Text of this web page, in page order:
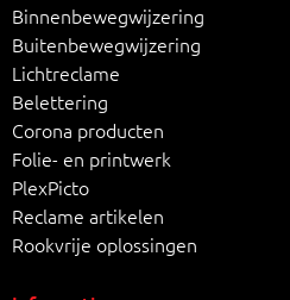
Binnenbewegwijzering
Buitenbewegwijzering
Lichtreclame
Belettering
Corona producten
Folie- en printwerk
PlexPicto
Reclame artikelen
Rookvrije oplossingen